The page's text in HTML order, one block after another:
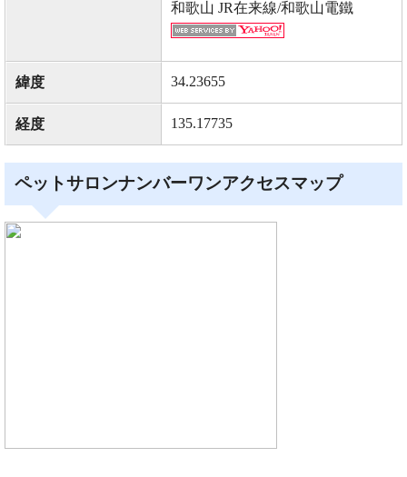
和歌山 JR在来線/和歌山電鐵
緯度 34.23655
経度 135.17735
ペットサロンナンバーワンアクセスマップ